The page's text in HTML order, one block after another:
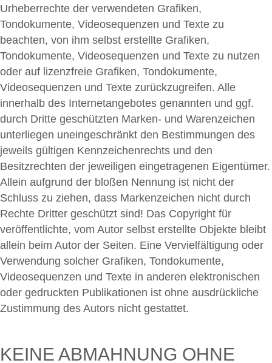
Urheberrechte der verwendeten Grafiken,
Tondokumente, Videosequenzen und Texte zu
beachten, von ihm selbst erstellte Grafiken,
Tondokumente, Videosequenzen und Texte zu nutzen
oder auf lizenzfreie Grafiken, Tondokumente,
Videosequenzen und Texte zurückzugreifen. Alle
innerhalb des Internetangebotes genannten und ggf.
durch Dritte geschützten Marken- und Warenzeichen
unterliegen uneingeschränkt den Bestimmungen des
jeweils gültigen Kennzeichenrechts und den
Besitzrechten der jeweiligen eingetragenen Eigentümer.
Allein aufgrund der bloßen Nennung ist nicht der
Schluss zu ziehen, dass Markenzeichen nicht durch
Rechte Dritter geschützt sind! Das Copyright für
veröffentlichte, vom Autor selbst erstellte Objekte bleibt
allein beim Autor der Seiten. Eine Vervielfältigung oder
Verwendung solcher Grafiken, Tondokumente,
Videosequenzen und Texte in anderen elektronischen
oder gedruckten Publikationen ist ohne ausdrückliche
Zustimmung des Autors nicht gestattet.
KEINE ABMAHNUNG OHNE